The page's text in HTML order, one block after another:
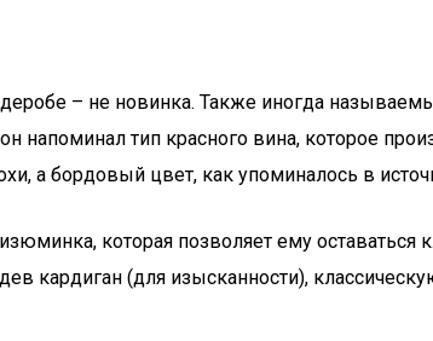
– не новинка. Также иногда
напоминал тип красного вина, которое
а бордовый цвет, как упоминалось в
которая позволяет ему
кардиган (для изысканности),